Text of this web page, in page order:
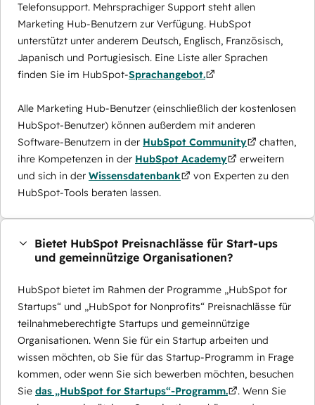
Telefonsupport. Mehrsprachiger Support steht allen
Marketing Hub-Benutzern zur Verfügung. HubSpot
unterstützt unter anderem Deutsch, Englisch, Französisch,
Japanisch und Portugiesisch. Eine Liste aller Sprachen
finden Sie im HubSpot-Sprachangebot.
Alle Marketing Hub-Benutzer (einschließlich der kostenlosen
HubSpot-Benutzer) können außerdem mit anderen
Software-Benutzern in der HubSpot Community
chatten,
ihre Kompetenzen in der HubSpot Academy
erweitern
und sich in der Wissensdatenbank
von Experten zu den
HubSpot-Tools beraten lassen.
Bietet HubSpot Preisnachlässe für Start-ups
und gemeinnützige Organisationen?
HubSpot bietet im Rahmen der Programme „HubSpot for
Startups“ und „HubSpot for Nonprofits“ Preisnachlässe für
teilnahmeberechtigte Startups und gemeinnützige
Organisationen. Wenn Sie für ein Startup arbeiten und
wissen möchten, ob Sie für das Startup-Programm in Frage
kommen, oder wenn Sie sich bewerben möchten, besuchen
Sie das „HubSpot for Startups“-Programm.
. Wenn Sie